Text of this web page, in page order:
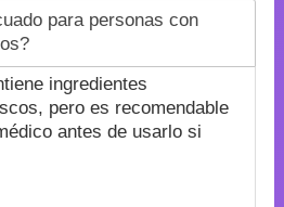
para personas con
ingredientes
pero es recomendable
antes de usarlo si